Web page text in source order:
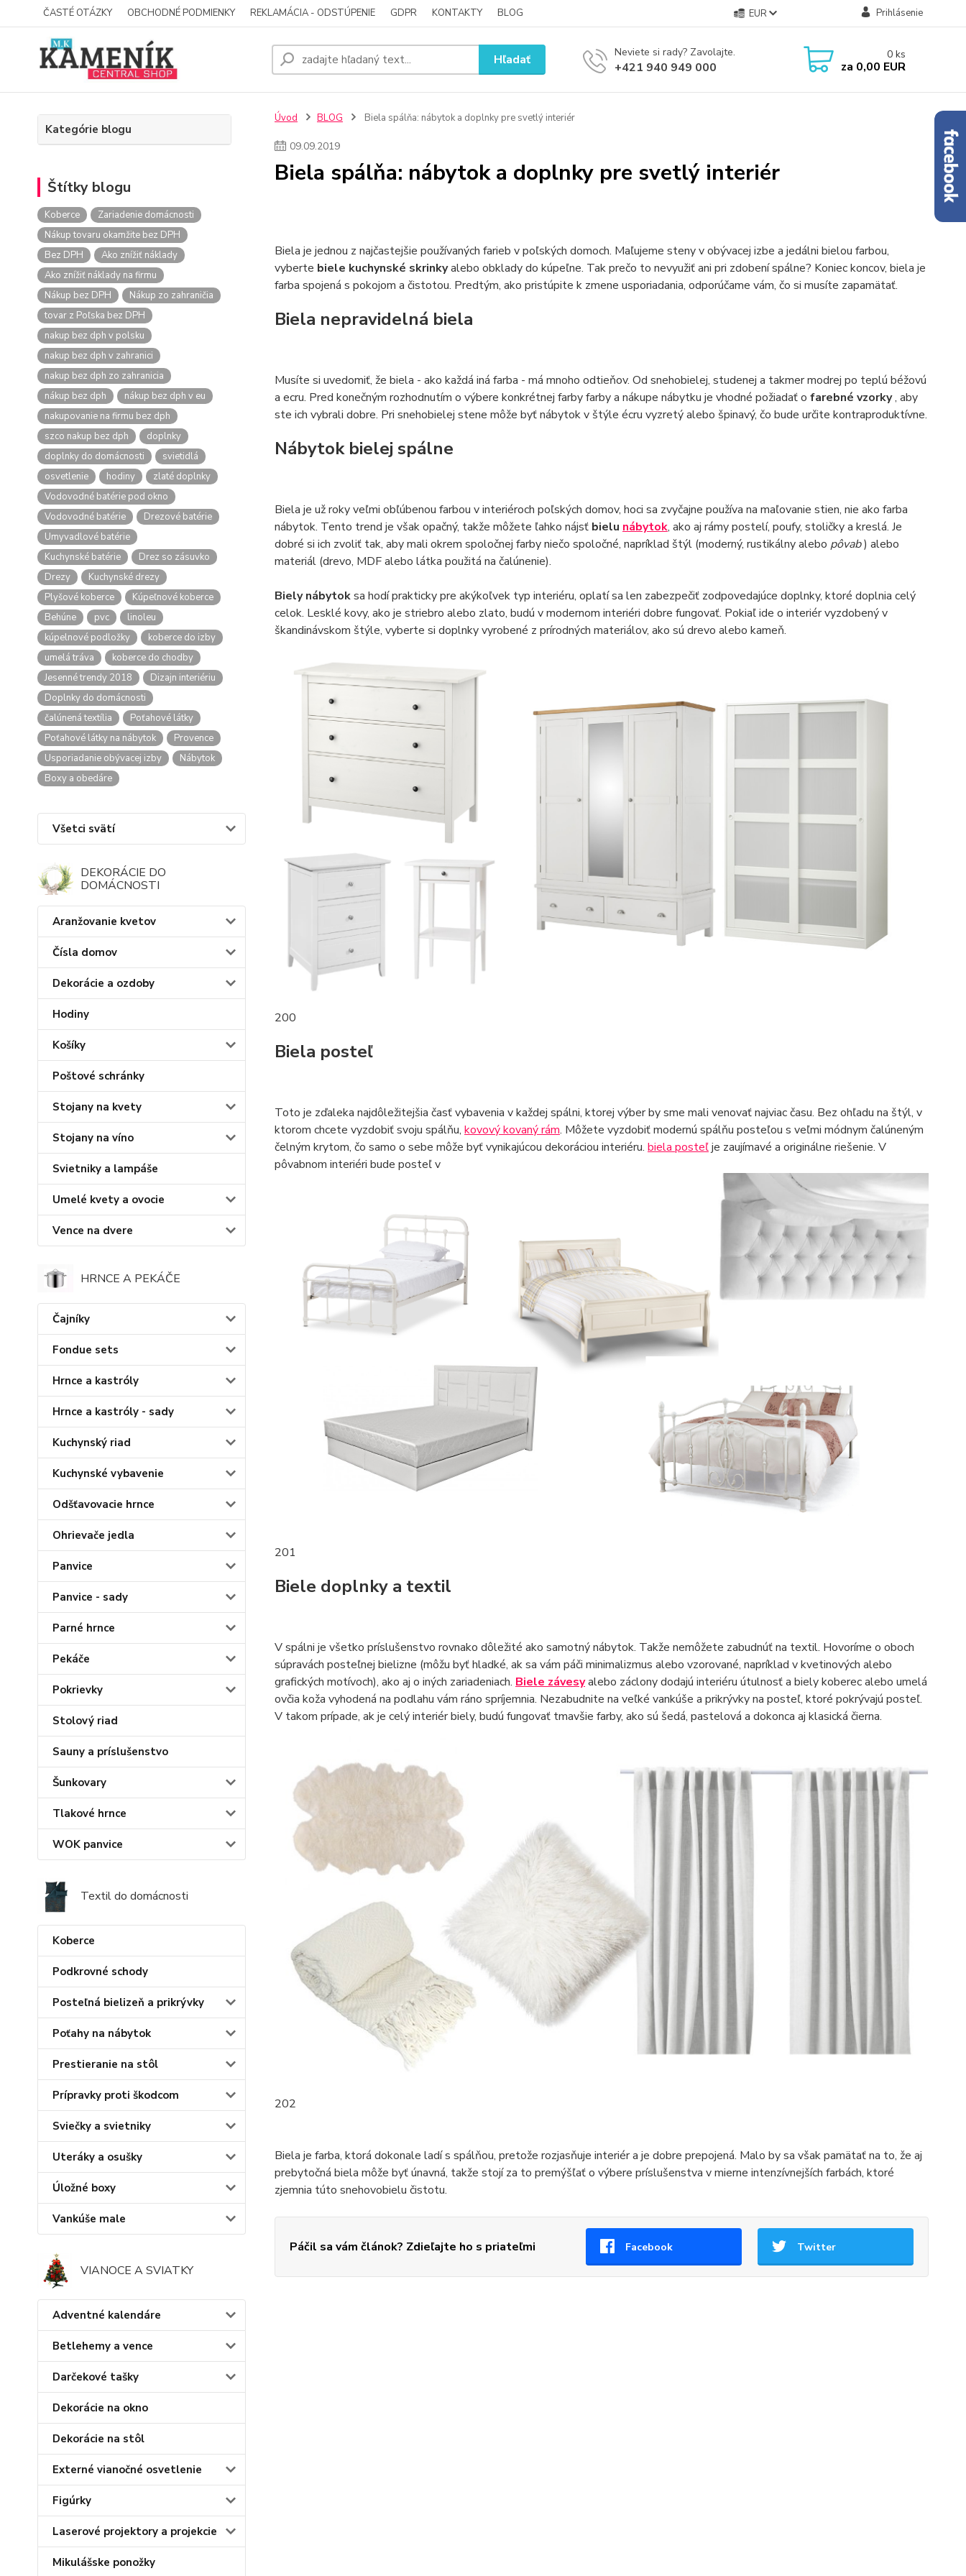
ČASTÉ OTÁZKY OBCHODNÉ PODMIENKY REKLAMÁCIA - ODSTÚPENIE GDPR KONTAKTY BLOG EUR Prihlásenie
Hľadať Neviete si rady? Zavolajte.
+421 940 949 000
0 ks
za 0,00 EUR
Kategórie blogu
Štítky blogu
Koberce
Zariadenie domácnosti
Nákup tovaru okamžite bez DPH
Bez DPH
Ako znížiť náklady
Ako znížiť náklady na firmu
Nákup bez DPH
Nákup zo zahraničia
tovar z Poľska bez DPH
nakup bez dph v polsku
nakup bez dph v zahranici
nakup bez dph zo zahranicia
nákup bez dph
nákup bez dph v eu
nakupovanie na firmu bez dph
szco nakup bez dph
doplnky
doplnky do domácnosti
svietidlá
osvetlenie
hodiny
zlaté doplnky
Vodovodné batérie pod okno
Vodovodné batérie
Drezové batérie
Umyvadlové batérie
Kuchynské batérie
Drez so zásuvko
Drezy
Kuchynské drezy
Plyšové koberce
Kúpeľnové koberce
Behúne
pvc
linoleu
kúpelnové podložky
koberce do izby
umelá tráva
koberce do chodby
Jesenné trendy 2018
Dizajn interiériu
Doplnky do domácnosti
čalúnená textília
Poťahové látky
Poťahové látky na nábytok
Provence
Usporiadanie obývacej izby
Nábytok
Boxy a obedáre
Všetci svätí
DEKORÁCIE DO
DOMÁCNOSTI
Aranžovanie kvetov
Čísla domov
Dekorácie a ozdoby
Hodiny
Košíky
Poštové schránky
Stojany na kvety
Stojany na víno
Svietniky a lampáše
Umelé kvety a ovocie
Vence na dvere
HRNCE A PEKÁČE
Čajníky
Fondue sets
Hrnce a kastróly
Hrnce a kastróly - sady
Kuchynský riad
Kuchynské vybavenie
Odšťavovacie hrnce
Ohrievače jedla
Panvice
Panvice - sady
Parné hrnce
Pekáče
Pokrievky
Stolový riad
Sauny a príslušenstvo
Šunkovary
Tlakové hrnce
WOK panvice
Textil do domácnosti
Koberce
Podkrovné schody
Posteľná bielizeň a prikrývky
Poťahy na nábytok
Prestieranie na stôl
Prípravky proti škodcom
Sviečky a svietniky
Uteráky a osušky
Úložné boxy
Vankúše male
VIANOCE A SVIATKY
Adventné kalendáre
Betlehemy a vence
Darčekové tašky
Dekorácie na okno
Dekorácie na stôl
Externé vianočné osvetlenie
Figúrky
Laserové projektory a projekcie
Mikulášske ponožky
Úvod BLOG Biela spálňa: nábytok a doplnky pre svetlý interiér
09.09.2019
Biela spálňa: nábytok a doplnky pre svetlý interiér
Biela je jednou z najčastejšie používaných farieb v poľských domoch. Maľujeme steny v obývacej izbe a jedálni bielou farbou,
vyberte biele kuchynské skrinkyalebo obklady do kúpeľne. Tak prečo to nevyužiť ani pri zdobení spálne? Koniec koncov, biela je
farba spojená s pokojom a čistotou. Predtým, ako pristúpite k zmene usporiadania, odporúčame vám, čo si musíte zapamätať.
Biela nepravidelná biela
Musíte si uvedomiť, že biela - ako každá iná farba - má mnoho odtieňov. Od snehobielej, studenej a takmer modrej po teplú béžovú
a ecru. Pred konečným rozhodnutím o výbere konkrétnej farby farby a nákupe nábytku je vhodné požiadať o farebné vzorky, aby
ste ich vybrali dobre. Pri snehobielej stene môže byť nábytok v štýle écru vyzretý alebo špinavý, čo bude určite kontraproduktívne.
Nábytok bielej spálne
Biela je už roky veľmi obľúbenou farbou v interiéroch poľských domov, hoci sa zvyčajne používa na maľovanie stien, nie ako farba
nábytok. Tento trend je však opačný, takže môžete ľahko nájsť bielu nábytok, ako aj rámy postelí, poufy, stoličky a kreslá. Je
dobré si ich zvoliť tak, aby mali okrem spoločnej farby niečo spoločné, napríklad štýl (moderný, rustikálny alebo pôvab) alebo
materiál (drevo, MDF alebo látka použitá na čalúnenie).
Biely nábytoksa hodí prakticky pre akýkoľvek typ interiéru, oplatí sa len zabezpečiť zodpovedajúce doplnky, ktoré doplnia celý
celok. Lesklé kovy, ako je striebro alebo zlato, budú v modernom interiéri dobre fungovať. Pokiaľ ide o interiér vyzdobený v
škandinávskom štýle, vyberte si doplnky vyrobené z prírodných materiálov, ako sú drevo alebo kameň.
200
Biela posteľ
Toto je zďaleka najdôležitejšia časť vybavenia v každej spálni, ktorej výber by sme mali venovať najviac času. Bez ohľadu na štýl, v
ktorom chcete vyzdobiť svoju spálňu, kovový kovaný rám. Môžete vyzdobiť modernú spálňu posteľou s veľmi módnym čalúneným
čelným krytom, čo samo o sebe môže byť vynikajúcou dekoráciou interiéru. biela posteľje zaujímavé a originálne riešenie. V
pôvabnom interiéri bude posteľ v
201
Biele doplnky a textil
V spálni je všetko príslušenstvo rovnako dôležité ako samotný nábytok. Takže nemôžete zabudnúť na textil. Hovoríme o oboch
súpravách posteľnej bielizne (môžu byť hladké, ak sa vám páči minimalizmus alebo vzorované, napríklad v kvetinových alebo
grafických motívoch), ako aj o iných zariadeniach. Biele závesyalebo záclony dodajú interiéru útulnosť a biely koberec alebo umelá
ovčia koža vyhodená na podlahu vám ráno spríjemnia. Nezabudnite na veľké vankúše a prikrývky na posteľ, ktoré pokrývajú posteľ.
V takom prípade, ak je celý interiér biely, budú fungovať tmavšie farby, ako sú šedá, pastelová a dokonca aj klasická čierna.
202
Biela je farba, ktorá dokonale ladí s spálňou, pretože rozjasňuje interiér a je dobre prepojená. Malo by sa však pamätať na to, že aj
prebytočná biela môže byť únavná, takže stojí za to premýšľať o výbere príslušenstva v mierne intenzívnejších farbách, ktoré
zjemnia túto snehovobielu čistotu.
Páčil sa vám článok? Zdieľajte ho s priateľmi Facebook Twitter